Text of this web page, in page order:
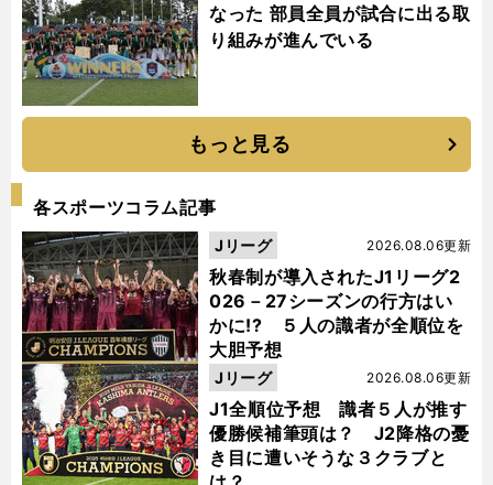
なった 部員全員が試合に出る取
り組みが進んでいる
もっと見る
各スポーツコラム記事
秋春制が導入されたJ1リーグ2
026－27シーズンの行方はい
かに!? ５人の識者が全順位を
大胆予想
2026.08.06更新
Jリーグ
J1全順位予想 識者５人が推す
優勝候補筆頭は？ J2降格の憂
き目に遭いそうな３クラブと
2026.08.06更新
Jリーグ